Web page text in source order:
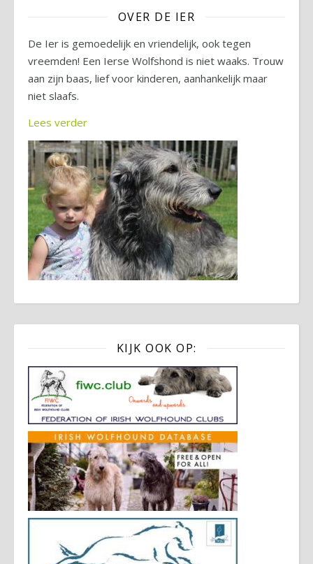
OVER DE IER
De Ier is gemoedelijk en vriendelijk, ook tegen
vreemden! Een Ierse Wolfshond is niet waaks. Trouw
aan zijn baas, lief voor kinderen, aanhankelijk maar
niet slaafs.
Lees verder
KIJK OOK OP: